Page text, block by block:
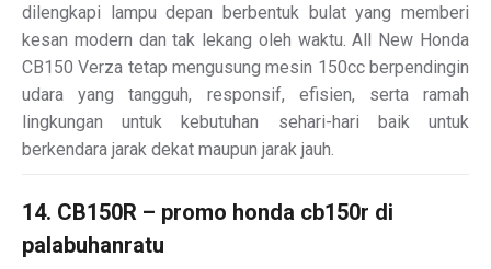
dilengkapi lampu depan berbentuk bulat yang memberi
kesan modern dan tak lekang oleh waktu. All New Honda
CB150 Verza tetap mengusung mesin 150cc berpendingin
udara yang tangguh, responsif, efisien, serta ramah
lingkungan untuk kebutuhan sehari-hari baik untuk
berkendara jarak dekat maupun jarak jauh.
14. CB150R – promo honda cb150r di
palabuhanratu